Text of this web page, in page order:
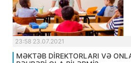
23:58 23.07.2021
MƏKTƏB DİREKTORLARI VƏ